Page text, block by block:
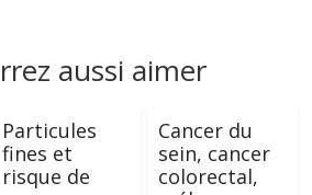
aussi aimer
Particules
fines et
risque de
Cancer du
sein, cancer
colorectal,